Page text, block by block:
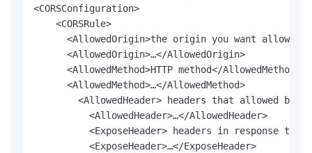
<CORSConfiguration>
    <CORSRule>
<AllowedOrigin>the origin you want allow
      <AllowedOrigin>…</AllowedOrigin>
      <AllowedMethod>HTTP method</AllowedMethod>
      <AllowedMethod>…</AllowedMethod>
<AllowedHeader> headers that allowed
          <AllowedHeader>…</AllowedHeader>
<ExposeHeader> headers in response
          <ExposeHeader>…</ExposeHeader>